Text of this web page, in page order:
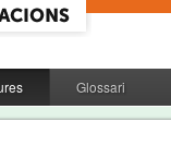
Glossari